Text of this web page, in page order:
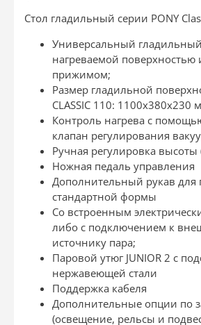
Cтол гладильный серии PONY
Универсальный гладильный
нагреваемой
прижимом;
Размер гладильной
CLASSIC 110: 1100х380х230
Контроль нагрева с
клапан регулирования
Ручная регулировка
Ножная педаль управления
Дополнительный рукав для
стандартной формы
Со встроенным
либо с подключением к
источнику пара;
Паровой утюг JUNIOR 2 с
нержавеющей стали
Поддержка кабеля
Дополнительные опции по
(освещение, рельсы и